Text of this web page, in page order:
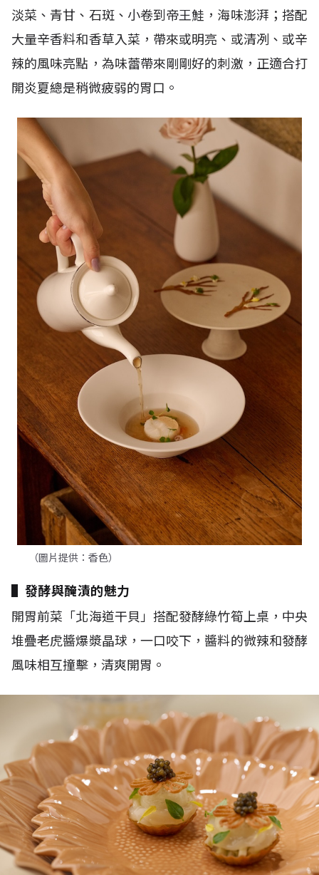
淡菜、青甘、石斑、小卷到帝王鮭，海味澎湃；搭配
大量辛香料和香草入菜，帶來或明亮、或清冽、或辛
辣的風味亮點，為味蕾帶來剛剛好的刺激，正適合打
開炎夏總是稍微疲弱的胃口。
（圖片提供：香色）
▌發酵與醃漬的魅力
開胃前菜「北海道干貝」搭配發酵綠竹筍上桌，中央
堆疊老虎醬爆漿晶球，一口咬下，醬料的微辣和發酵
風味相互撞擊，清爽開胃。